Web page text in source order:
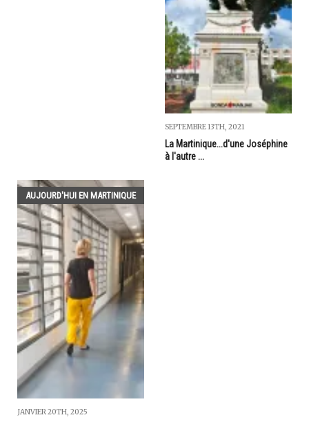
SEPTEMBRE 13TH, 2021
La Martinique...d'une Joséphine
à l'autre ...
AUJOURD'HUI EN MARTINIQUE
JANVIER 20TH, 2025